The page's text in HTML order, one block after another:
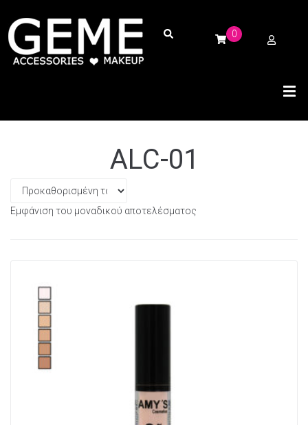
0
ALC-01
Εμφάνιση του μοναδικού αποτελέσματος